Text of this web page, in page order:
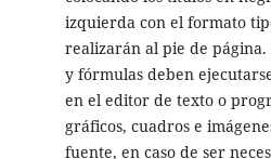
izquierda con el formato
realizarán al pie de página.
y fórmulas deben
en el editor de texto o
gráficos, cuadros e
fuente, en caso de ser